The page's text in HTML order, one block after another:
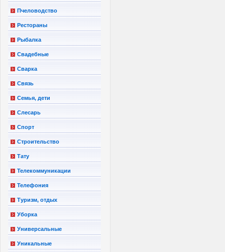
Пчеловодство
Рестораны
Рыбалка
Свадебные
Сварка
Связь
Семья, дети
Слесарь
Спорт
Строительство
Тату
Телекоммуникации
Телефония
Туризм, отдых
Уборка
Универсальные
Уникальные